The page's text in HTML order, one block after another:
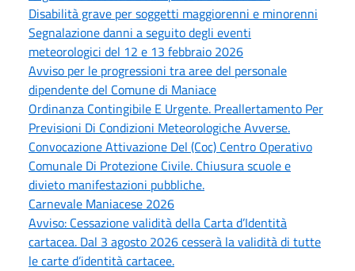
Disabilità grave per soggetti maggiorenni e minorenni
Segnalazione danni a seguito degli eventi
meteorologici del 12 e 13 febbraio 2026
Avviso per le progressioni tra aree del personale
dipendente del Comune di Maniace
Ordinanza Contingibile E Urgente. Preallertamento Per
Previsioni Di Condizioni Meteorologiche Avverse.
Convocazione Attivazione Del (Coc) Centro Operativo
Comunale Di Protezione Civile. Chiusura scuole e
divieto manifestazioni pubbliche.
Carnevale Maniacese 2026
Avviso: Cessazione validità della Carta d’Identità
cartacea. Dal 3 agosto 2026 cesserà la validità di tutte
le carte d’identità cartacee.